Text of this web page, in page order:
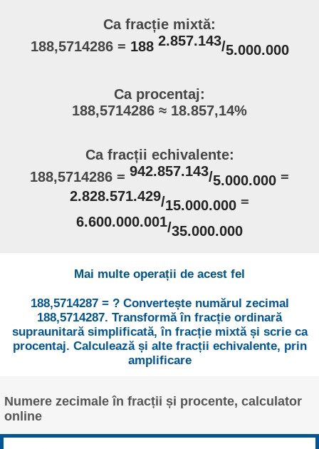
Ca fracție mixtă:
188,5714286 = 188 2.857.143/5.000.000
Ca procentaj:
188,5714286 ≈ 18.857,14%
Ca fracții echivalente:
188,5714286 = 942.857.143/5.000.000 =
2.828.571.429/15.000.000 =
6.600.000.001/35.000.000
Mai multe operații de acest fel
188,5714287 = ? Convertește numărul zecimal
188,5714287. Transformă în fracție ordinară
supraunitară simplificată, în fracție mixtă și scrie ca
procentaj. Calculează și alte fracții echivalente, prin
amplificare
Numere zecimale în fracții și procente, calculator
online